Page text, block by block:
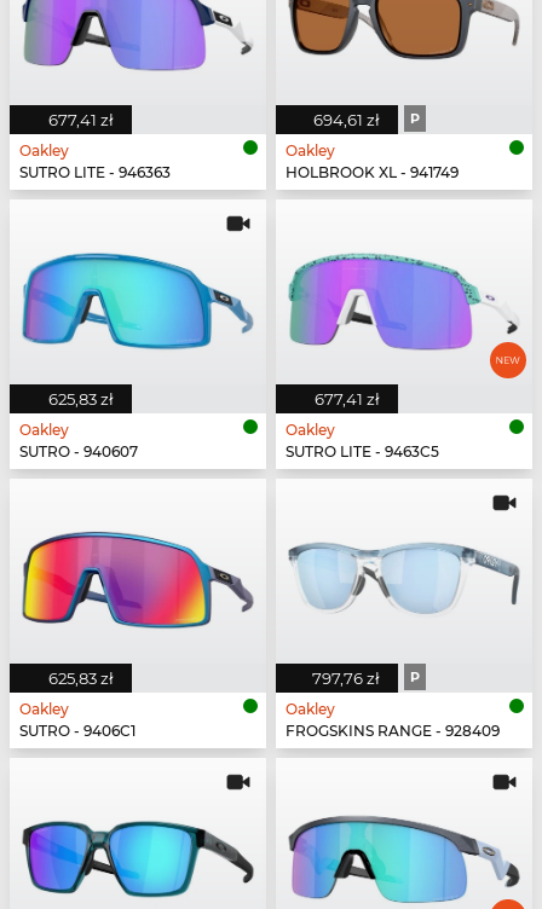
677,41 zł
Oakley
SUTRO LITE - 946363
694,61 zł P
Oakley
HOLBROOK XL - 941749
625,83 zł
Oakley
SUTRO - 940607
677,41 zł
Oakley
SUTRO LITE - 9463C5
625,83 zł
Oakley
SUTRO - 9406C1
797,76 zł P
Oakley
FROGSKINS RANGE - 928409